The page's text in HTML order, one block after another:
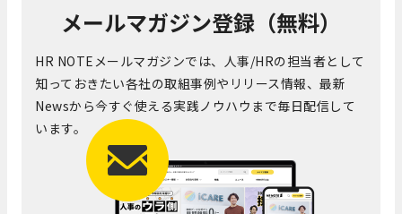
メールマガジン登録（無料）
HR NOTEメールマガジンでは、人事/HRの担当者として
知っておきたい各社の取組事例やリリース情報、最新
Newsから今すぐ使える実践ノウハウまで毎日配信して
います。